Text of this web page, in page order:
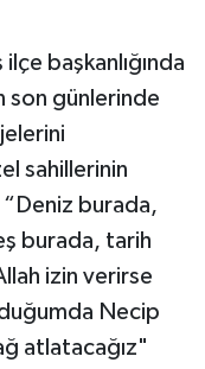
başkanlığında
son günlerinde
sahillerinin
burada,
burada, tarih
izin verirse
Necip
atlatacağız"